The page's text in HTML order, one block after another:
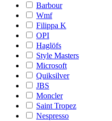
Barbour
Wmf
Filippa K
OPI
Haglöfs
Style Masters
Microsoft
Quiksilver
JBS
Moncler
Saint Tropez
Nespresso